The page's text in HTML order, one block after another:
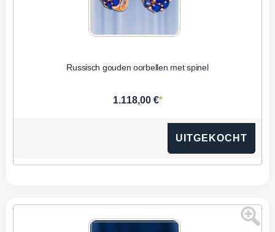
Russisch gouden oorbellen met spinel
1.118,00 €*
UITGEKOCHT